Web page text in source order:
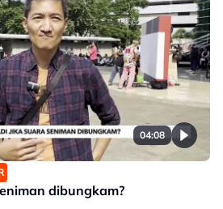
04:08
dibungkam?